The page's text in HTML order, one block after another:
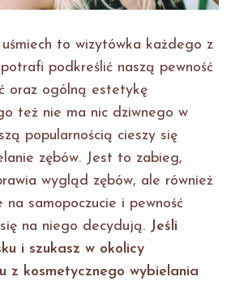
to wizytówka każdego z
potrafi podkreślić naszą pewność
oraz ogólną estetykę
też nie ma nic dziwnego w
popularnością cieszy się
zębów. Jest to zabieg,
wygląd zębów, ale również
na samopoczucie i pewność
na niego decydują. Jeśli
i szukasz w okolicy
z kosmetycznego wybielania